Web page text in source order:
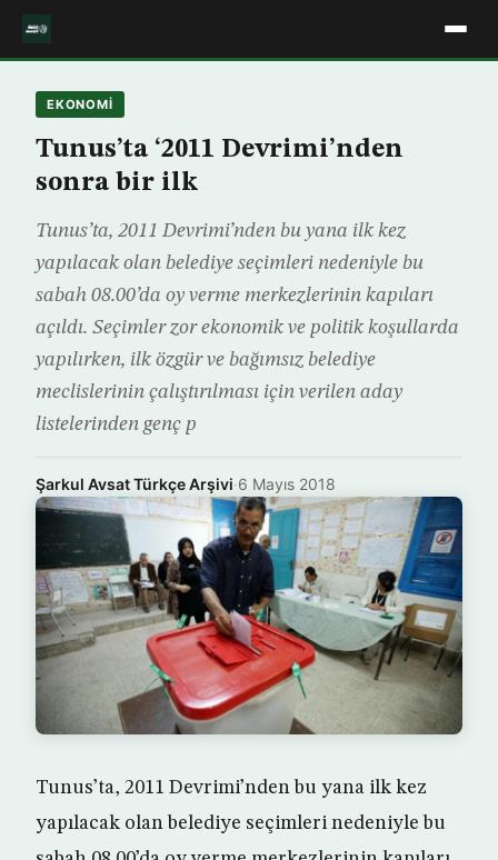
EKONOMİ
Tunus’ta ‘2011 Devrimi’nden
sonra bir ilk
Tunus’ta, 2011 Devrimi’nden bu yana ilk kez
yapılacak olan belediye seçimleri nedeniyle bu
sabah 08.00’da oy verme merkezlerinin kapıları
açıldı. Seçimler zor ekonomik ve politik koşullarda
yapılırken, ilk özgür ve bağımsız belediye
meclislerinin çalıştırılması için verilen aday
listelerinden genç p
Şarkul Avsat Türkçe Arşivi·6 Mayıs 2018
Tunus’ta, 2011 Devrimi’nden bu yana ilk kez
yapılacak olan belediye seçimleri nedeniyle bu